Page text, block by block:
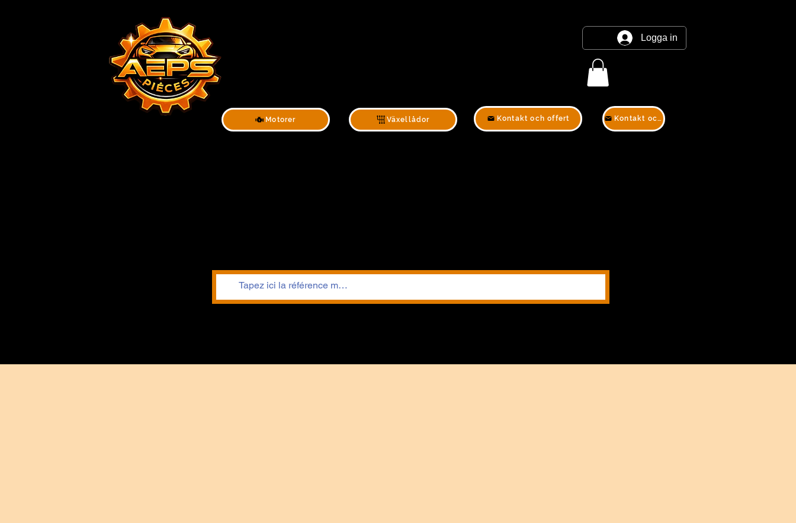
Motorer Växellådor
Logga in
Kontakt och offert Kontakt och offert